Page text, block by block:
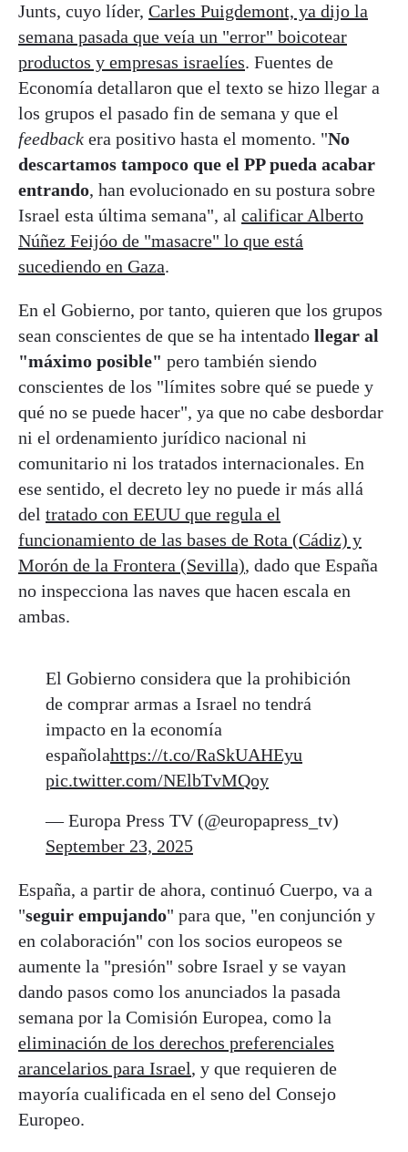
Junts, cuyo líder, Carles Puigdemont, ya dijo la
semana pasada que veía un "error" boicotear
productos y empresas israelíes. Fuentes de
Economía detallaron que el texto se hizo llegar a
los grupos el pasado fin de semana y que el
feedback era positivo hasta el momento. "No
descartamos tampoco que el PP pueda acabar
entrando, han evolucionado en su postura sobre
Israel esta última semana", al calificar Alberto
Núñez Feijóo de "masacre" lo que está
sucediendo en Gaza.
En el Gobierno, por tanto, quieren que los grupos
sean conscientes de que se ha intentado llegar al
"máximo posible" pero también siendo
conscientes de los "límites sobre qué se puede y
qué no se puede hacer", ya que no cabe desbordar
ni el ordenamiento jurídico nacional ni
comunitario ni los tratados internacionales. En
ese sentido, el decreto ley no puede ir más allá
del tratado con EEUU que regula el
funcionamiento de las bases de Rota (Cádiz) y
Morón de la Frontera (Sevilla), dado que España
no inspecciona las naves que hacen escala en
ambas.
El Gobierno considera que la prohibición
de comprar armas a Israel no tendrá
impacto en la economía
españolahttps://t.co/RaSkUAHEyu
pic.twitter.com/NElbTvMQoy
— Europa Press TV (@europapress_tv)
September 23, 2025
España, a partir de ahora, continuó Cuerpo, va a
"seguir empujando" para que, "en conjunción y
en colaboración" con los socios europeos se
aumente la "presión" sobre Israel y se vayan
dando pasos como los anunciados la pasada
semana por la Comisión Europea, como la
eliminación de los derechos preferenciales
arancelarios para Israel, y que requieren de
mayoría cualificada en el seno del Consejo
Europeo.